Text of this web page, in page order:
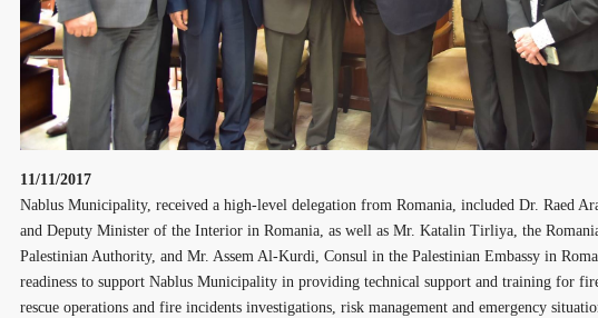
11/11/2017
Nablus Municipality, received a high-level delegation from Romania, included Dr. Raed
and Deputy Minister of the Interior in Romania, as well as Mr. Katalin Tirliya, the
Palestinian Authority, and Mr. Assem Al-Kurdi, Consul in the Palestinian Embassy in
readiness to support Nablus Municipality in providing technical support and training for
rescue operations and fire incidents investigations, risk management and emergency